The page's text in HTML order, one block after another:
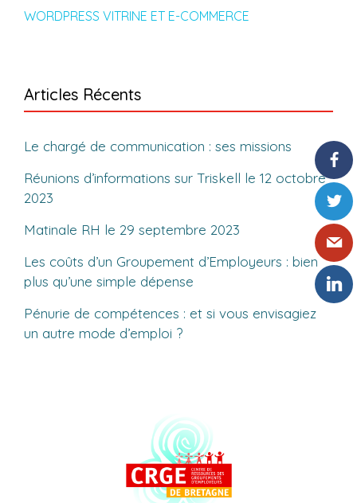
WORDPRESS VITRINE ET E-COMMERCE
Articles Récents
Le chargé de communication : ses missions
Réunions d’informations sur Triskell le 12 octobre
2023
Matinale RH le 29 septembre 2023
Les coûts d’un Groupement d’Employeurs : bien
plus qu’une simple dépense
Pénurie de compétences : et si vous envisagiez
un autre mode d’emploi ?